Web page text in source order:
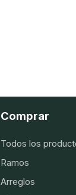
Comprar
Todos los
Ramos
Arreglos